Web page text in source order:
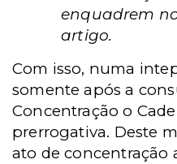
enquadrem
artigo.
Com isso, numa
somente após a
Concentração o
prerrogativa. Deste
ato de concentração